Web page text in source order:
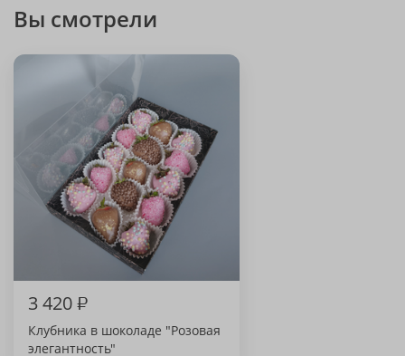
Вы смотрели
3 420₽
Клубника в шоколаде "Розовая
элегантность"